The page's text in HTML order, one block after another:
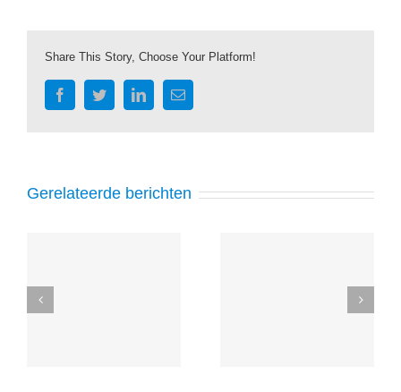
Share This Story, Choose Your Platform!
FacebookTwitterLinkedIn
E-
mail
Gerelateerde berichten